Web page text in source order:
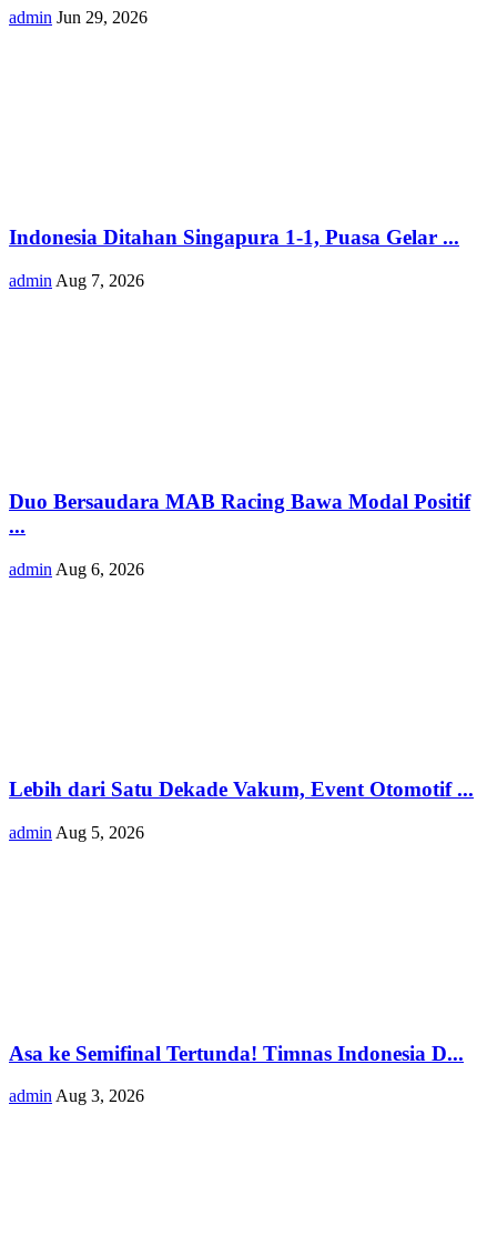
admin Jun 29, 2026
Indonesia Ditahan Singapura 1-1, Puasa Gelar ...
admin Aug 7, 2026
Duo Bersaudara MAB Racing Bawa Modal Positif
...
admin Aug 6, 2026
Lebih dari Satu Dekade Vakum, Event Otomotif ...
admin Aug 5, 2026
Asa ke Semifinal Tertunda! Timnas Indonesia D...
adminAug 3, 2026